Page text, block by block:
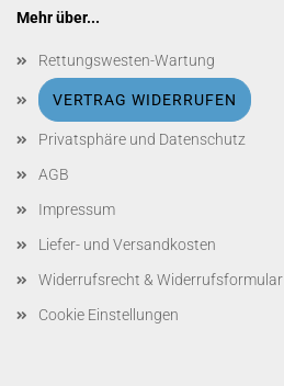
Mehr über...
Rettungswesten-Wartung
VERTRAG WIDERRUFEN
Privatsphäre und Datenschutz
AGB
Impressum
Liefer- und Versandkosten
Widerrufsrecht & Widerrufsformular
Cookie Einstellungen